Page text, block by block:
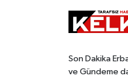
Son Dakika
ve Gündeme